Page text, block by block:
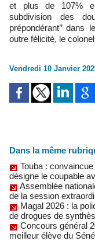
et plus de 107%
subdivision des
prépondérant’’
outre félicité, le
Vendredi 10 Janvier
Dans la même
Touba :
désigne le coupable
Assemblée
de la session
Magal 2026 : la
de drogues de
Concours général
meilleur élève du